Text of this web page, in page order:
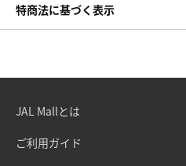
特商法に基づく表示
JAL Mallとは
ご利用ガイド